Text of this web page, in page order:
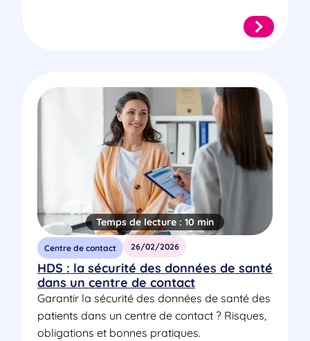
Temps de lecture : 10 min
Centre de contact 26/02/2026
HDS : la sécurité des données de santé
dans un centre de contact
Garantir la sécurité des données de santé des
patients dans un centre de contact ? Risques,
obligations et bonnes pratiques.